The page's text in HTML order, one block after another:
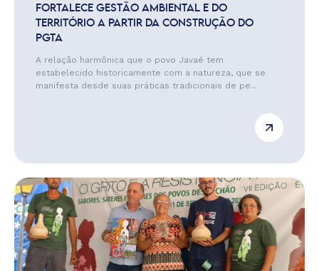
FORTALECE GESTÃO AMBIENTAL E DO
TERRITÓRIO A PARTIR DA CONSTRUÇÃO DO
PGTA
A relação harmônica que o povo Javaé tem
estabelecido historicamente com a natureza, que se
manifesta desde suas práticas tradicionais de pe...